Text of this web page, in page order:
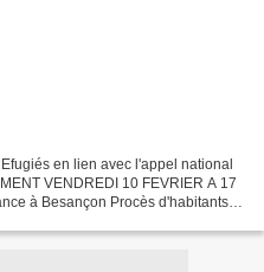
en lien avec l'appel national
VENDREDI 10 FEVRIER A 17
à Besançon Procès d'habitants